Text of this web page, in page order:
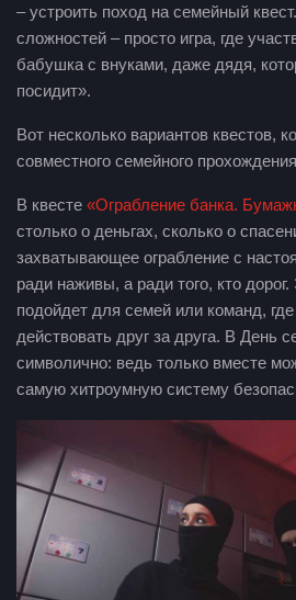
– устроить поход на семейный
сложностей – просто игра, где
бабушка с внуками, даже дядя,
посидит».
Вот несколько вариантов квестов,
совместного семейного
В квесте «Ограбление банка.
столько о деньгах, сколько о
захватывающее ограбление с
ради наживы, а ради того, кто
подойдет для семей или команд, где
действовать друг за друга. В День
символично: ведь только вместе
самую хитроумную систему